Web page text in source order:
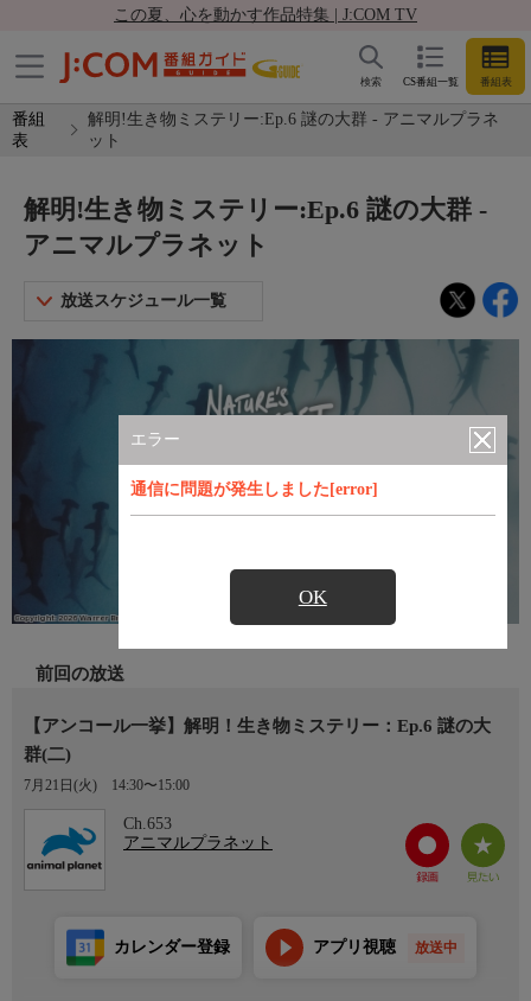
この夏、心を動かす作品特集 | J:COM TV
CS番組一覧 番組表
検索
番組
表
解明!生き物ミステリー:Ep.6 謎の大群 - アニマルプラネ
ット
エラー
通信に問題が発生しました[error]
OK
解明!生き物ミステリー:Ep.6 謎の大群 -
アニマルプラネット
放送スケジュール一覧
前回の放送
【アンコール一挙】解明！生き物ミステリー：Ep.6 謎の大
群(二)
7月21日(火) 14:30〜15:00
Ch.653
アニマルプラネット
カレンダー登録 アプリ視聴 放送中